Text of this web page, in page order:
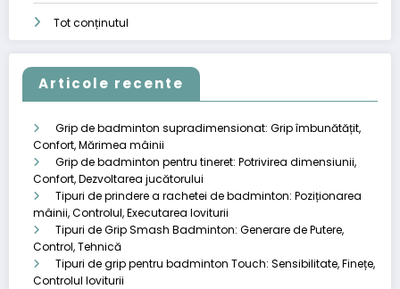
Tot conținutul
Articole recente
Grip de badminton supradimensionat: Grip îmbunătățit,
Confort, Mărimea mâinii
Grip de badminton pentru tineret: Potrivirea dimensiunii,
Confort, Dezvoltarea jucătorului
Tipuri de prindere a rachetei de badminton: Poziționarea
mâinii, Controlul, Executarea loviturii
Tipuri de Grip Smash Badminton: Generare de Putere,
Control, Tehnică
Tipuri de grip pentru badminton Touch: Sensibilitate, Finețe,
Controlul loviturii